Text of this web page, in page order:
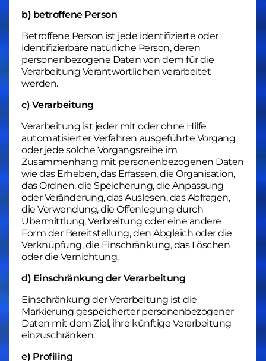
b) betroffene Person
Betroffene Person ist jede identifizierte oder
identifizierbare natürliche Person, deren
personenbezogene Daten von dem für die
Verarbeitung Verantwortlichen verarbeitet
werden.
c) Verarbeitung
Verarbeitung ist jeder mit oder ohne Hilfe
automatisierter Verfahren ausgeführte Vorgang
oder jede solche Vorgangsreihe im
Zusammenhang mit personenbezogenen Daten
wie das Erheben, das Erfassen, die Organisation,
das Ordnen, die Speicherung, die Anpassung
oder Veränderung, das Auslesen, das Abfragen,
die Verwendung, die Offenlegung durch
Übermittlung, Verbreitung oder eine andere
Form der Bereitstellung, den Abgleich oder die
Verknüpfung, die Einschränkung, das Löschen
oder die Vernichtung.
d) Einschränkung der Verarbeitung
Einschränkung der Verarbeitung ist die
Markierung gespeicherter personenbezogener
Daten mit dem Ziel, ihre künftige Verarbeitung
einzuschränken.
e) Profiling